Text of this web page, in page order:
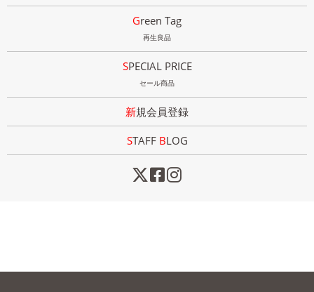
Green Tag
再生良品
SPECIAL PRICE
セール商品
新規会員登録
STAFF BLOG